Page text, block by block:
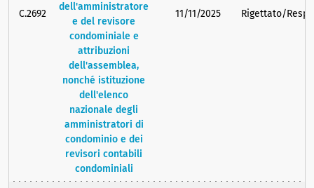
C.2692
dell'amministratore
e del revisore
condominiale e
attribuzioni
dell'assemblea,
nonché istituzione
dell'elenco
nazionale degli
amministratori di
condominio e dei
revisori contabili
condominiali
11/11/2025 Rigettato/